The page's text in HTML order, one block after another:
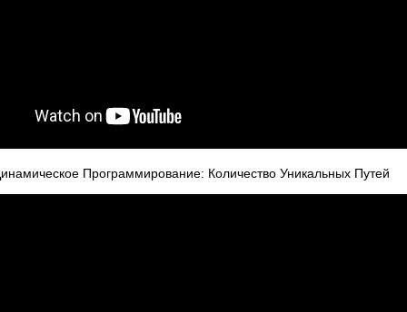
Программирование: Количество Уникальных Путей